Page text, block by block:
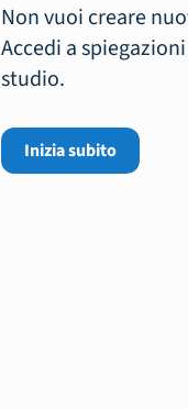
Non vuoi creare
Accedi a
studio.
Inizia subito